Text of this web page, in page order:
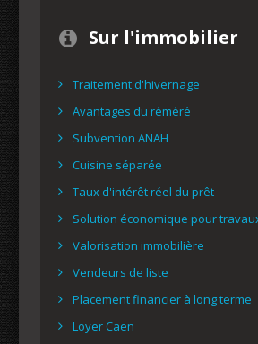
Sur l'immobilier
Traitement d'hivernage
Avantages du réméré
Subvention ANAH
Cuisine séparée
Taux d'intérêt réel du prêt
Solution économique pour
Valorisation immobilière
Vendeurs de liste
Placement financier à long terme
Loyer Caen